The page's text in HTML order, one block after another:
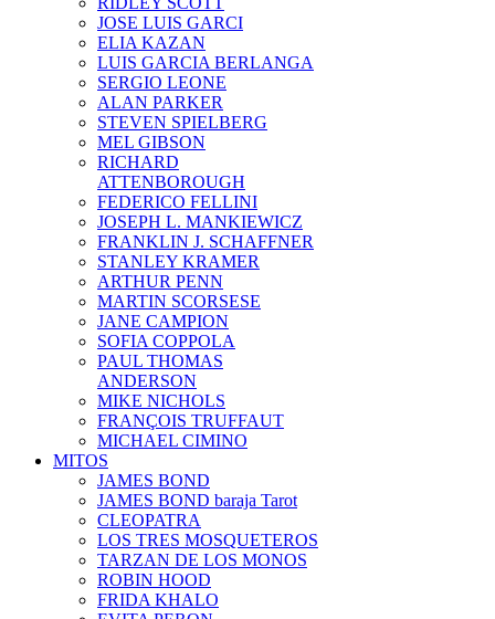
JOSE LUIS GARCI
ELIA KAZAN
LUIS GARCIA BERLANGA
SERGIO LEONE
ALAN PARKER
STEVEN SPIELBERG
MEL GIBSON
RICHARD
ATTENBOROUGH
FEDERICO FELLINI
JOSEPH L. MANKIEWICZ
FRANKLIN J. SCHAFFNER
STANLEY KRAMER
ARTHUR PENN
MARTIN SCORSESE
JANE CAMPION
SOFIA COPPOLA
PAUL THOMAS
ANDERSON
MIKE NICHOLS
FRANÇOIS TRUFFAUT
MICHAEL CIMINO
MITOS
JAMES BOND
JAMES BOND baraja Tarot
CLEOPATRA
LOS TRES MOSQUETEROS
TARZAN DE LOS MONOS
ROBIN HOOD
FRIDA KHALO